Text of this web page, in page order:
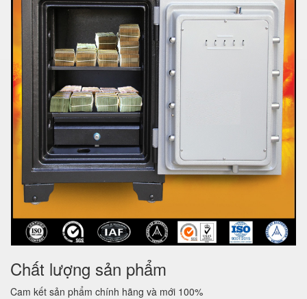
Chất lượng sản phẩm
Cam kết sản phẩm chính hãng và mới 100%